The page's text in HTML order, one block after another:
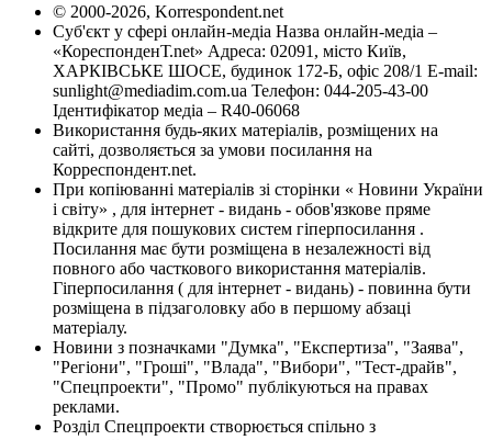
© 2000-2026, Korrespondent.net
Суб'єкт у сфері онлайн-медіа Назва онлайн-медіа –
«КореспонденТ.net» Адреса: 02091, місто Київ,
ХАРКІВСЬКЕ ШОСЕ, будинок 172-Б, офіс 208/1 E-mail:
sunlight@mediadim.com.ua Телефон: 044-205-43-00
Ідентифікатор медіа – R40-06068
Використання будь-яких матеріалів, розміщених на
сайті, дозволяється за умови посилання на
Корреспондент.net.
При копіюванні матеріалів зі сторінки « Новини України
і світу» , для інтернет - видань - обов'язкове пряме
відкрите для пошукових систем гіперпосилання .
Посилання має бути розміщена в незалежності від
повного або часткового використання матеріалів.
Гіперпосилання ( для інтернет - видань) - повинна бути
розміщена в підзаголовку або в першому абзаці
матеріалу.
Новини з позначками "Думка", "Експертиза", "Заява",
"Регіони", "Гроші", "Влада", "Вибори", "Тест-драйв",
"Спецпроекти", "Промо" публікуються на правах
реклами.
Розділ Спецпроекти створюється спільно з